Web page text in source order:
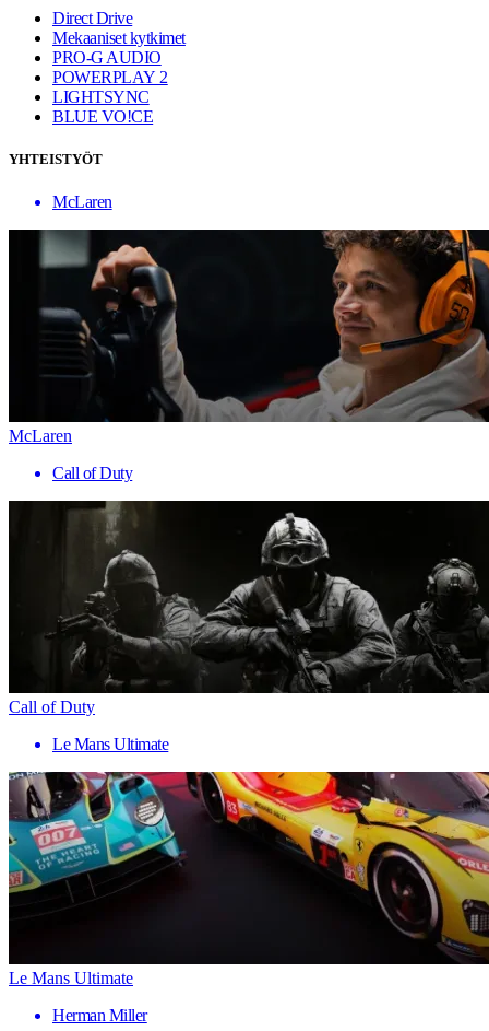
Direct Drive
Mekaaniset kytkimet
PRO-G AUDIO
POWERPLAY 2
LIGHTSYNC
BLUE VO!CE
YHTEISTYÖT
McLaren
McLaren
Call of Duty
Call of Duty
Le Mans Ultimate
Le Mans Ultimate
Herman Miller